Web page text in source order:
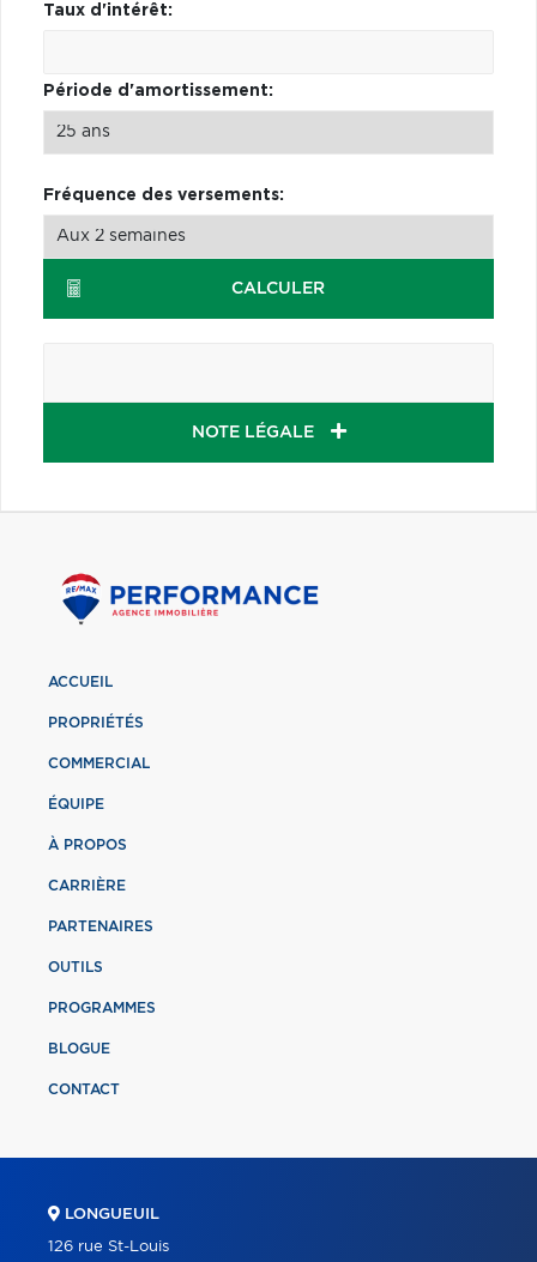
Taux d'intérêt:
Période d'amortissement:
Fréquence des versements:
CALCULER
NOTE LÉGALE
ACCUEIL
PROPRIÉTÉS
COMMERCIAL
ÉQUIPE
À PROPOS
CARRIÈRE
PARTENAIRES
OUTILS
PROGRAMMES
BLOGUE
CONTACT
LONGUEUIL
126 rue St-Louis